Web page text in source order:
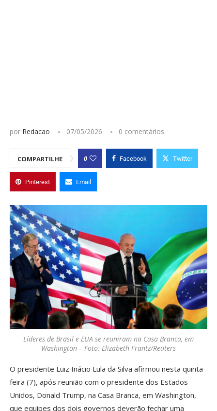
por Redacao 07/05/2026 0 comentários
COMPARTILHE 0 Facebook Twitter
Pinterest Email
Líderes de Brasil e EUA se reuniram na Casa Branca, em
Washington – Foto: Elizabeth Frantz/Reuters
O presidente Luiz Inácio Lula da Silva afirmou nesta quinta-
feira (7), após reunião com o presidente dos Estados
Unidos, Donald Trump, na Casa Branca, em Washington,
que equipes dos dois governos deverão fechar uma